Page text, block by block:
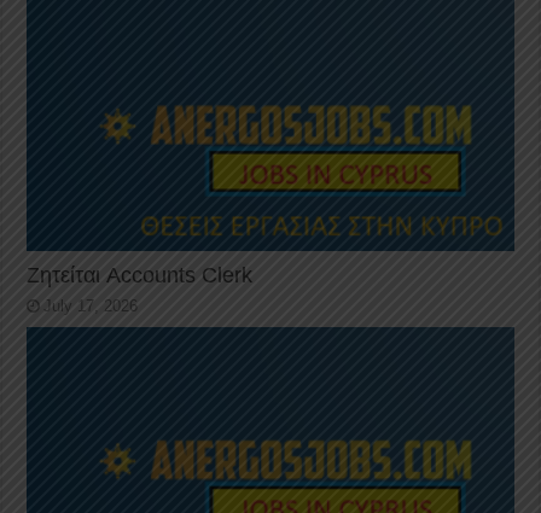
Ζητείται Accounts Clerk
July 17, 2026